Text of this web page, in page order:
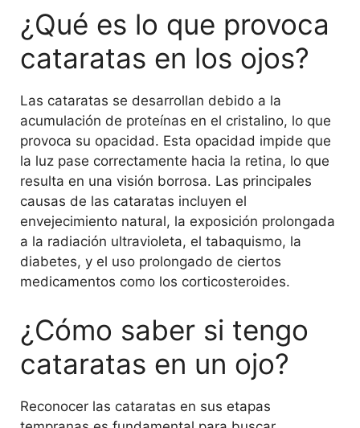
¿Qué es lo que provoca
cataratas en los ojos?
Las cataratas se desarrollan debido a la
acumulación de proteínas en el cristalino, lo que
provoca su opacidad. Esta opacidad impide que
la luz pase correctamente hacia la retina, lo que
resulta en una visión borrosa. Las principales
causas de las cataratas incluyen el
envejecimiento natural, la exposición prolongada
a la radiación ultravioleta, el tabaquismo, la
diabetes, y el uso prolongado de ciertos
medicamentos como los corticosteroides.
¿Cómo saber si tengo
cataratas en un ojo?
Reconocer las cataratas en sus etapas